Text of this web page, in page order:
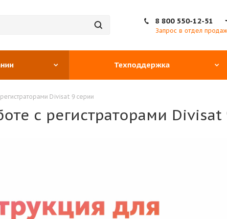
8 800 550-12-51
Запрос в отдел продаж
Техподдержка
Divisat 9 серии
с регистраторами Divisat